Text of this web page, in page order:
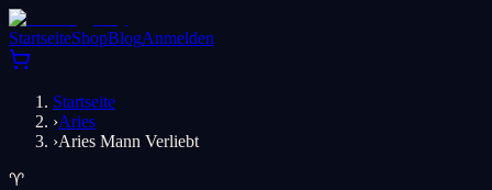
StartseiteShopBlogAnmelden
Startseite
›Aries
›Aries Mann Verliebt
♈